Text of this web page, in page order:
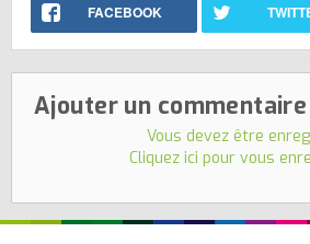
FACEBOOK
Ajouter un commentaire
Vous devez être
Cliquez ici pour vous